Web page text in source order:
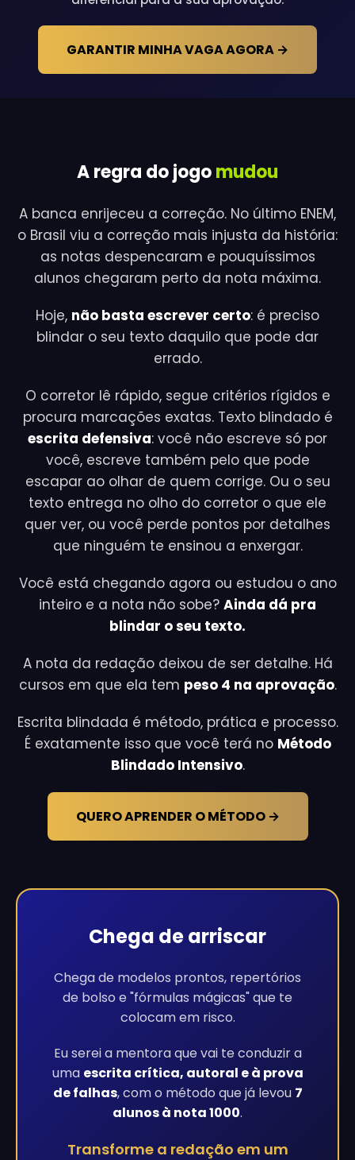
GARANTIR MINHA VAGA AGORA →
A regra do jogomudou
A banca enrijeceu a correção. No último ENEM,
o Brasil viu a correção mais injusta da história:
as notas despencaram e pouquíssimos
alunos chegaram perto da nota máxima.
Hoje, não basta escrever certo: é preciso
blindar o seu texto daquilo que pode dar
errado.
O corretor lê rápido, segue critérios rígidos e
procura marcações exatas. Texto blindado é
escrita defensiva: você não escreve só por
você, escreve também pelo que pode
escapar ao olhar de quem corrige. Ou o seu
texto entrega no olho do corretor o que ele
quer ver, ou você perde pontos por detalhes
que ninguém te ensinou a enxergar.
Você está chegando agora ou estudou o ano
inteiro e a nota não sobe? Ainda dá pra
blindar o seu texto.
A nota da redação deixou de ser detalhe. Há
cursos em que ela tem peso 4 na aprovação.
Escrita blindada é método, prática e processo.
É exatamente isso que você terá no Método
Blindado Intensivo.
QUERO APRENDER O MÉTODO →
Chega de arriscar
Chega de modelos prontos, repertórios
de bolso e "fórmulas mágicas" que te
colocam em risco.
Eu serei a mentora que vai te conduzir a
uma escrita crítica, autoral e à prova
de falhas, com o método que já levou 7
alunos à nota 1000.
Transforme a redação em um